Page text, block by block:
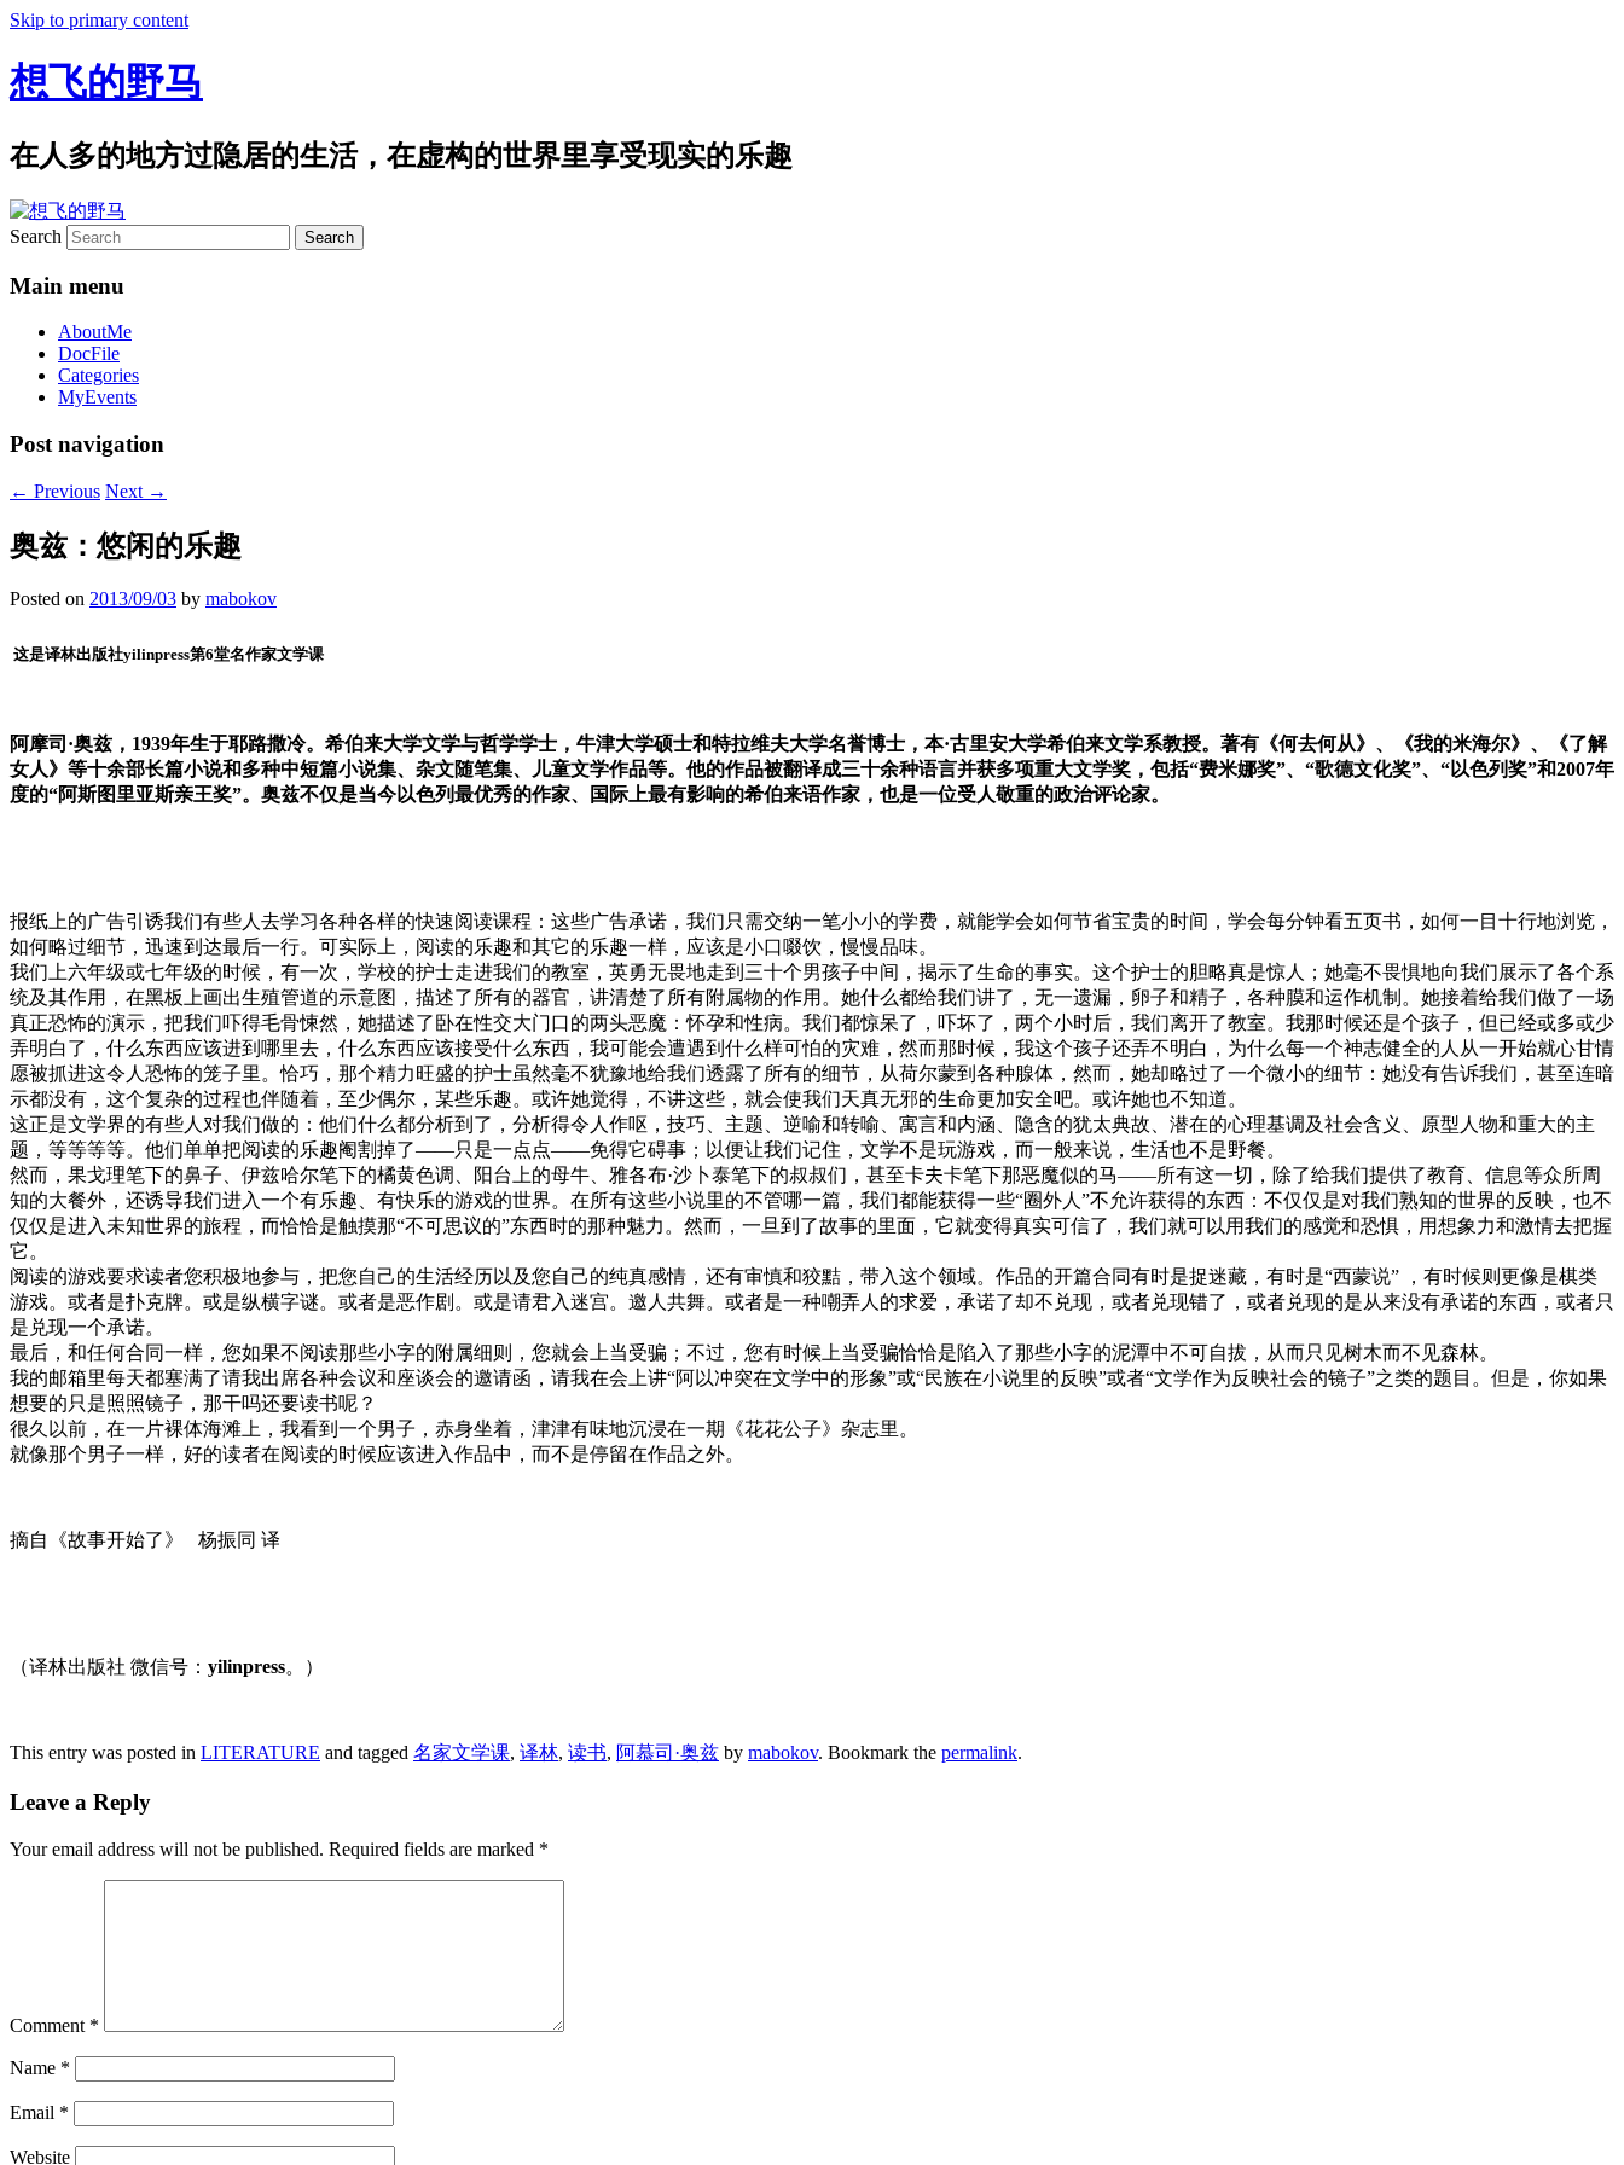
Skip to primary content
想飞的野马
在人多的地方过隐居的生活，在虚构的世界里享受现实的乐趣
Search
Main menu
AboutMe
DocFile
Categories
MyEvents
Post navigation
← Previous Next →
奥兹：悠闲的乐趣
Posted on 2013/09/03 by mabokov
这是译林出版社yilinpress第6堂名作家文学课
阿摩司·奥兹，1939年生于耶路撒冷。希伯来大学文学与哲学学士，牛津大学硕士和特拉维夫大学名誉博士，本·古里安大学希伯来文学系教授。著有《何去何从》、《我的米海尔》、《了解
女人》等十余部长篇小说和多种中短篇小说集、杂文随笔集、儿童文学作品等。他的作品被翻译成三十余种语言并获多项重大文学奖，包括“费米娜奖”、“歌德文化奖”、“以色列奖”和2007年
度的“阿斯图里亚斯亲王奖”。奥兹不仅是当今以色列最优秀的作家、国际上最有影响的希伯来语作家，也是一位受人敬重的政治评论家。
报纸上的广告引诱我们有些人去学习各种各样的快速阅读课程：这些广告承诺，我们只需交纳一笔小小的学费，就能学会如何节省宝贵的时间，学会每分钟看五页书，如何一目十行地浏览，
如何略过细节，迅速到达最后一行。可实际上，阅读的乐趣和其它的乐趣一样，应该是小口啜饮，慢慢品味。
我们上六年级或七年级的时候，有一次，学校的护士走进我们的教室，英勇无畏地走到三十个男孩子中间，揭示了生命的事实。这个护士的胆略真是惊人；她毫不畏惧地向我们展示了各个系
统及其作用，在黑板上画出生殖管道的示意图，描述了所有的器官，讲清楚了所有附属物的作用。她什么都给我们讲了，无一遗漏，卵子和精子，各种膜和运作机制。她接着给我们做了一场
真正恐怖的演示，把我们吓得毛骨悚然，她描述了卧在性交大门口的两头恶魔：怀孕和性病。我们都惊呆了，吓坏了，两个小时后，我们离开了教室。我那时候还是个孩子，但已经或多或少
弄明白了，什么东西应该进到哪里去，什么东西应该接受什么东西，我可能会遭遇到什么样可怕的灾难，然而那时候，我这个孩子还弄不明白，为什么每一个神志健全的人从一开始就心甘情
愿被抓进这令人恐怖的笼子里。恰巧，那个精力旺盛的护士虽然毫不犹豫地给我们透露了所有的细节，从荷尔蒙到各种腺体，然而，她却略过了一个微小的细节：她没有告诉我们，甚至连暗
示都没有，这个复杂的过程也伴随着，至少偶尔，某些乐趣。或许她觉得，不讲这些，就会使我们天真无邪的生命更加安全吧。或许她也不知道。
这正是文学界的有些人对我们做的：他们什么都分析到了，分析得令人作呕，技巧、主题、逆喻和转喻、寓言和内涵、隐含的犹太典故、潜在的心理基调及社会含义、原型人物和重大的主
题，等等等等。他们单单把阅读的乐趣阉割掉了——只是一点点——免得它碍事；以便让我们记住，文学不是玩游戏，而一般来说，生活也不是野餐。
然而，果戈理笔下的鼻子、伊兹哈尔笔下的橘黄色调、阳台上的母牛、雅各布·沙卜泰笔下的叔叔们，甚至卡夫卡笔下那恶魔似的马——所有这一切，除了给我们提供了教育、信息等众所周
知的大餐外，还诱导我们进入一个有乐趣、有快乐的游戏的世界。在所有这些小说里的不管哪一篇，我们都能获得一些“圈外人”不允许获得的东西：不仅仅是对我们熟知的世界的反映，也不
仅仅是进入未知世界的旅程，而恰恰是触摸那“不可思议的”东西时的那种魅力。然而，一旦到了故事的里面，它就变得真实可信了，我们就可以用我们的感觉和恐惧，用想象力和激情去把握
它。
阅读的游戏要求读者您积极地参与，把您自己的生活经历以及您自己的纯真感情，还有审慎和狡黠，带入这个领域。作品的开篇合同有时是捉迷藏，有时是“西蒙说” ，有时候则更像是棋类
游戏。或者是扑克牌。或是纵横字谜。或者是恶作剧。或是请君入迷宫。邀人共舞。或者是一种嘲弄人的求爱，承诺了却不兑现，或者兑现错了，或者兑现的是从来没有承诺的东西，或者只
是兑现一个承诺。
最后，和任何合同一样，您如果不阅读那些小字的附属细则，您就会上当受骗；不过，您有时候上当受骗恰恰是陷入了那些小字的泥潭中不可自拔，从而只见树木而不见森林。
我的邮箱里每天都塞满了请我出席各种会议和座谈会的邀请函，请我在会上讲“阿以冲突在文学中的形象”或“民族在小说里的反映”或者“文学作为反映社会的镜子”之类的题目。但是，你如果
想要的只是照照镜子，那干吗还要读书呢？
很久以前，在一片裸体海滩上，我看到一个男子，赤身坐着，津津有味地沉浸在一期《花花公子》杂志里。
就像那个男子一样，好的读者在阅读的时候应该进入作品中，而不是停留在作品之外。
摘自《故事开始了》 杨振同 译
（译林出版社 微信号： yilinpress。）
This entry was posted in LITERATURE and tagged 名家文学课, 译林, 读书, 阿慕司·奥兹 by mabokov. Bookmark the permalink.
Leave a Reply
Your email address will not be published. Required fields are marked *
Comment *
Name *
Email *
Website